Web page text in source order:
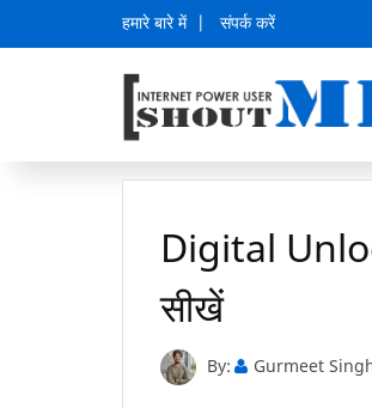
हमारे बारे में संपर्क करें
Digital
सीखें
By: Gurmeet